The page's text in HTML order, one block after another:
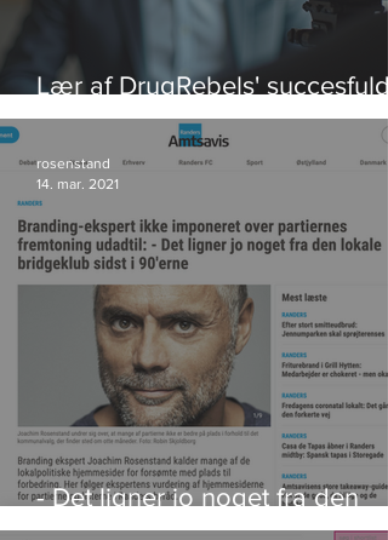
Lær af DrugRebels'
videoeksempler
- Det ligner jo noget fra den
lokale bridgeklub sidst i
rosenstand
14. mar. 2021